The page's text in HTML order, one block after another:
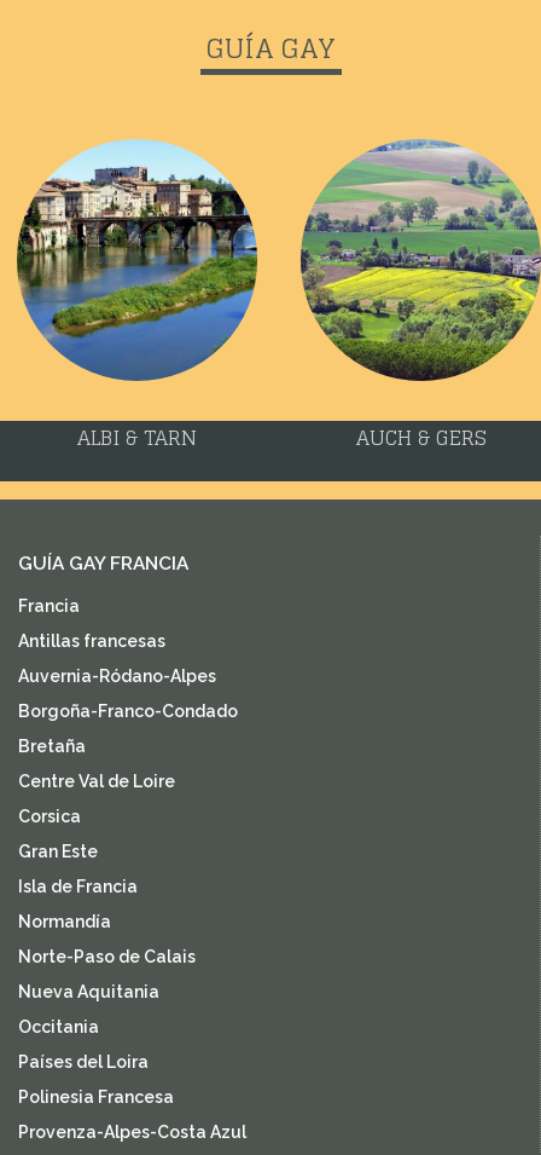
GUÍA GAY
ALBI & TARN AUCH & GERS
GUÍA GAY FRANCIA
Francia
Antillas francesas
Auvernia-Ródano-Alpes
Borgoña-Franco-Condado
Bretaña
Centre Val de Loire
Corsica
Gran Este
Isla de Francia
Normandía
Norte-Paso de Calais
Nueva Aquitania
Occitania
Países del Loira
Polinesia Francesa
Provenza-Alpes-Costa Azul